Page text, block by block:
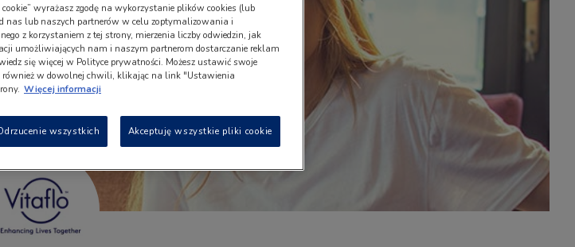
wyrażasz zgodę na wykorzystanie plików cookies (lub
nas lub naszych partnerów w celu zoptymalizowania i
z korzystaniem z tej strony, mierzenia liczby odwiedzin, jak
umożliwiających nam i naszym partnerom dostarczanie reklam
się więcej w Polityce prywatności. Możesz ustawić swoje
również w dowolnej chwili, klikając na link "Ustawienia
Więcej informacji
wszystkich Akceptuję wszystkie pliki cookie